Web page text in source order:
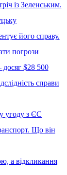
із Зеленським.
його справу.
погрози
досяг $28 500
справи
угоду з ЄС
Що він
а відкликання